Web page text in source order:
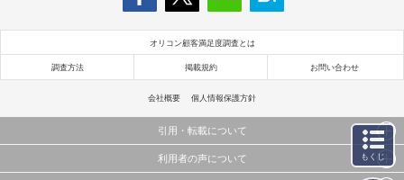
オリコン顧客満足度調査とは
調査方法 掲載規約 お問い合わせ
会社概要 個人情報保護方針
引用・転載について
当サイトで公開されている情報（文字、写真、イラスト、画像データ等）及びこれらの配置・
利用者の声について もくじ